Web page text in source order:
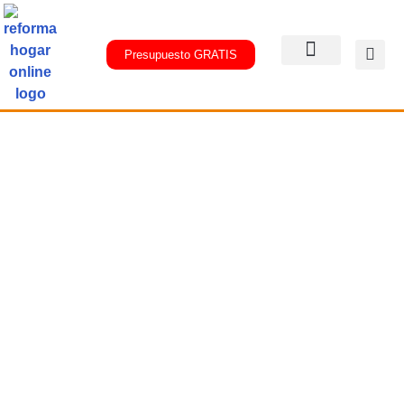
Presupuesto GRATIS